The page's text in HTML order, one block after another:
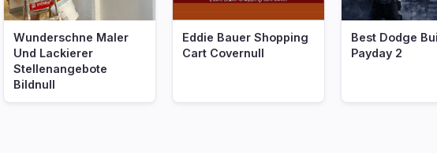
Wunderschne Maler
Und Lackierer
Stellenangebote
Bildnull
Eddie Bauer Shopping
Cart Covernull
Best Dodge
Payday 2